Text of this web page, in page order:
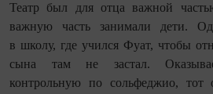
Театр был для отца важной
важную часть занимали дети.
в школу, где учился Фуат, чтобы
сына там не застал.
контрольную по сольфеджио, тот